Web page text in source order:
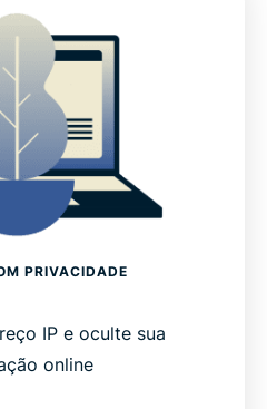
PRIVACIDADE
IP e oculte sua
online